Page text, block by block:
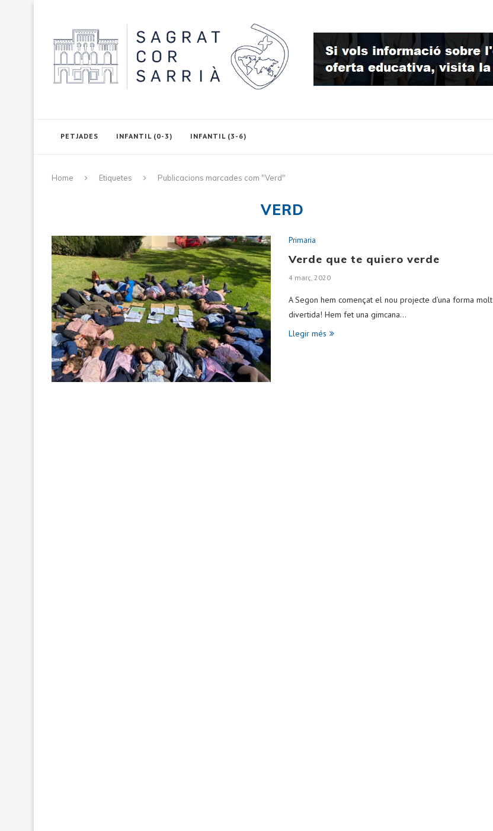
PETJADES INFANTIL (0-3) INFANTIL (3-6)
Home Etiquetes Publicacions marcades com "Verd"
VERD
Primaria
Verde que te quiero verde
4 març, 2020
A Segon hem començat el nou projecte d’una forma molt
divertida! Hem fet una gimcana…
Llegir més